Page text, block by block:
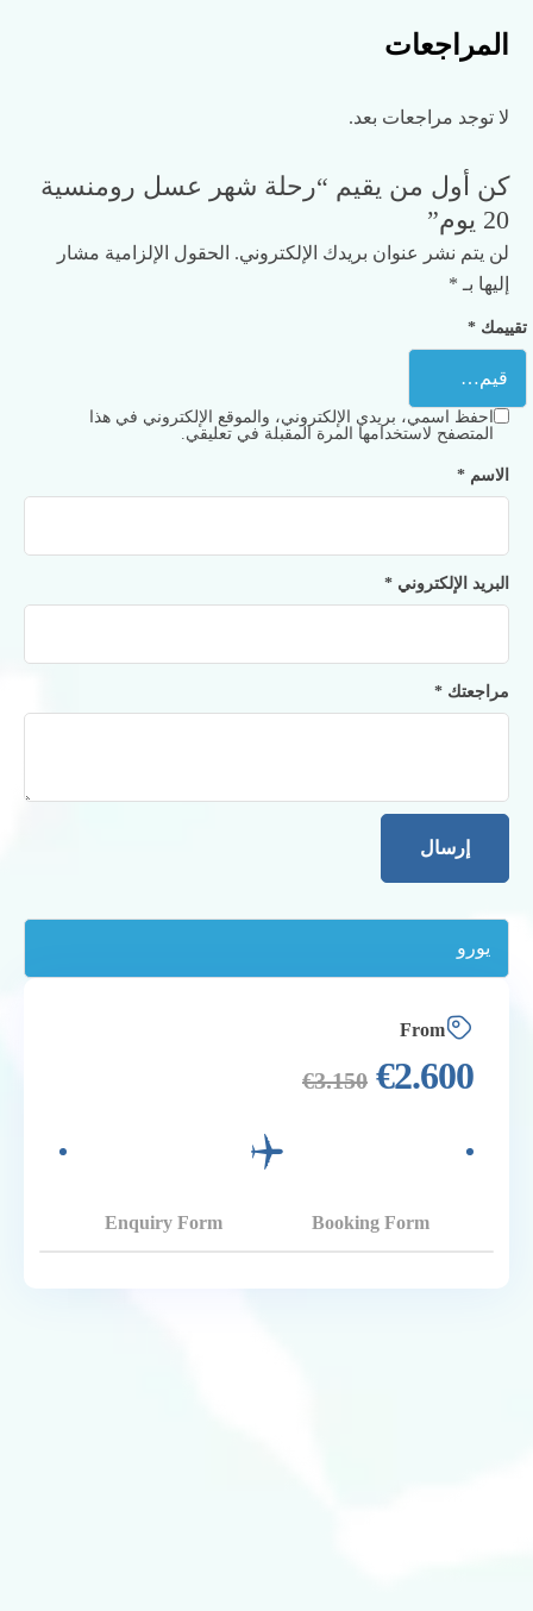
المراجعات
لا توجد مراجعات بعد.
كن أول من يقيم “رحلة شهر عسل رومنسية
20 يوم”
لن يتم نشر عنوان بريدك الإلكتروني. الحقول الإلزامية مشار
إليها بـ *
تقييمك *
مراجعتك *
الاسم *
البريد الإلكتروني *
احفظ اسمي، بريدي الإلكتروني، والموقع الإلكتروني في هذا
المتصفح لاستخدامها المرة المقبلة في تعليقي.
From
€2.600
€3.150
Booking Form
Enquiry Form